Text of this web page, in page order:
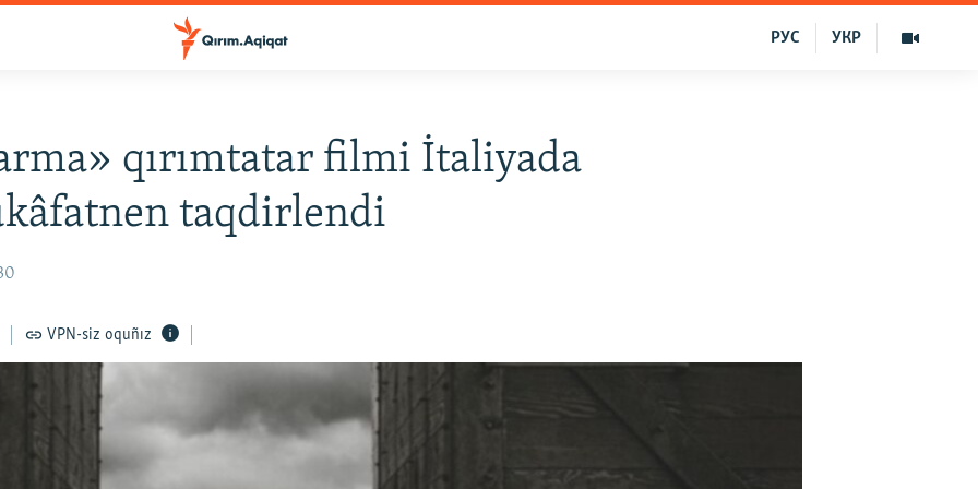
УКР
РУС
qırımtatar filmi İtaliyada
taqdirlendi
VPN-siz oquñız